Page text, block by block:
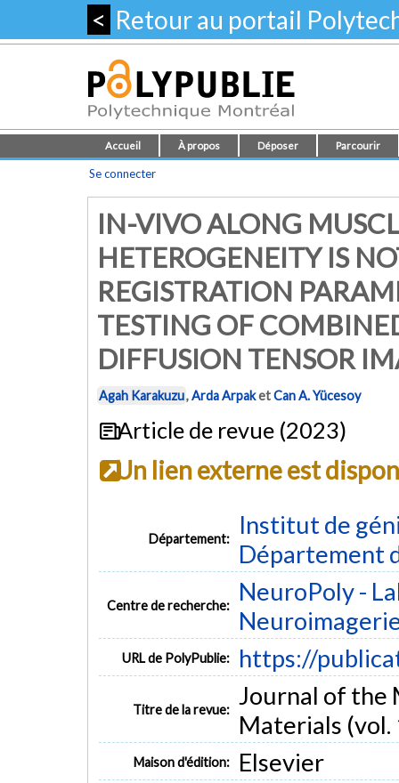
< Retour au portail
Accueil À propos Déposer Parcourir
Se connecter
IN-VIVO ALONG
HETEROGENEITY IS
REGISTRATION
TESTING OF
DIFFUSION TENSOR
Agah Karakuzu,Arda ArpaketCan A. Yücesoy
Article de revue (2023)
Un lien externe est
Département:
Institut de
Département
Centre de recherche:
NeuroPoly -
URL de PolyPublie: https://
Titre de la revue: Journal of the
Materials (vol.
Maison d'édition: Elsevier